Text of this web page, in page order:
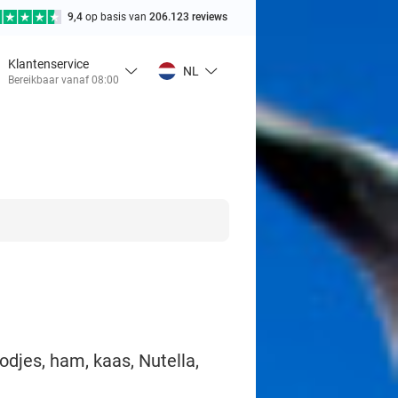
9,4 op basis van 206.123 reviews
Klantenservice
Bereikbaar vanaf 08:00
NL
ham, kaas, Nutella,